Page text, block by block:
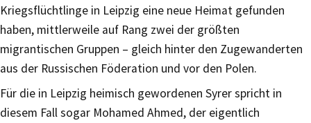
Kriegsflüchtlinge in Leipzig eine neue Heimat gefunden
haben, mittlerweile auf Rang zwei der größten
migrantischen Gruppen – gleich hinter den Zugewanderten
aus der Russischen Föderation und vor den Polen.
Für die in Leipzig heimisch gewordenen Syrer spricht in
diesem Fall sogar Mohamed Ahmed, der eigentlich